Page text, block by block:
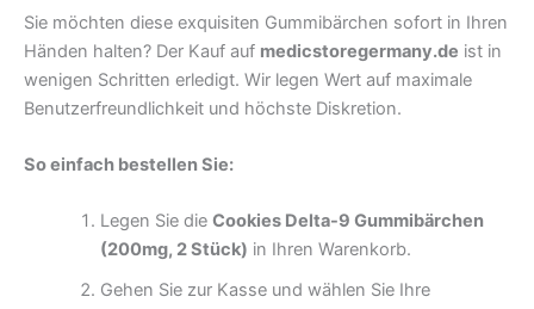
Sie möchten diese exquisiten Gummibärchen sofort in Ihren
Händen halten? Der Kauf auf medicstoregermany.de ist in
wenigen Schritten erledigt. Wir legen Wert auf maximale
Benutzerfreundlichkeit und höchste Diskretion.
So einfach bestellen Sie:
Legen Sie die Cookies Delta-9 Gummibärchen
(200mg, 2 Stück) in Ihren Warenkorb.
Gehen Sie zur Kasse und wählen Sie Ihre